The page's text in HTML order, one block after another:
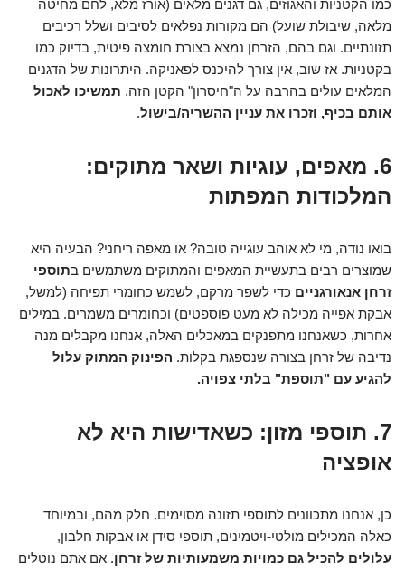
כמו הקטניות והאגוזים, גם דגנים מלאים (אורז מלא, לחם מחיטה
מלאה, שיבולת שועל) הם מקורות נפלאים לסיבים ושלל רכיבים
תזונתיים. וגם בהם, הזרחן נמצא בצורת חומצה פיטית, בדיוק כמו
בקטניות. אז שוב, אין צורך להיכנס לפאניקה. היתרונות של הדגנים
המלאים עולים בהרבה על ה"חיסרון" הקטן הזה. תמשיכו לאכול
אותם בכיף, וזכרו את עניין ההשריה/בישול.
6. מאפים, עוגיות ושאר מתוקים:
המלכודות המפתות
בואו נודה, מי לא אוהב עוגייה טובה? או מאפה ריחני? הבעיה היא
שמוצרים רבים בתעשיית המאפים והמתוקים משתמשים בתוספי
זרחן אנאורגניים כדי לשפר מרקם, לשמש כחומרי תפיחה (למשל,
אבקת אפייה מכילה לא מעט פוספטים) וכחומרים משמרים. במילים
אחרות, כשאנחנו מתפנקים במאכלים האלה, אנחנו מקבלים מנה
נדיבה של זרחן בצורה שנספגת בקלות. הפינוק המתוק עלול
להגיע עם "תוספת" בלתי צפויה.
7. תוספי מזון: כשאדישות היא לא
אופציה
כן, אנחנו מתכוונים לתוספי תזונה מסוימים. חלק מהם, ובמיוחד
כאלה המכילים מולטי-ויטמינים, תוספי סידן או אבקות חלבון,
עלולים להכיל גם כמויות משמעותיות של זרחן. אם אתם נוטלים